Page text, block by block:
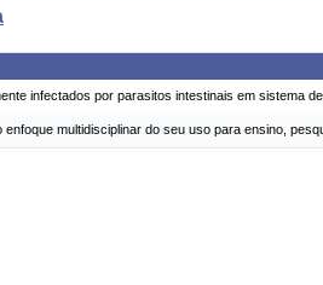
infectados por parasitos intestinais em sistema
enfoque multidisciplinar do seu uso para ensino,